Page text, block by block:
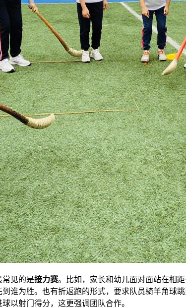
常见的是接力赛。比如，家长和幼儿面对面站在相
谁为胜。也有折返跑的形式，要求队员骑羊角球
以射门得分，这更强调团队合作。